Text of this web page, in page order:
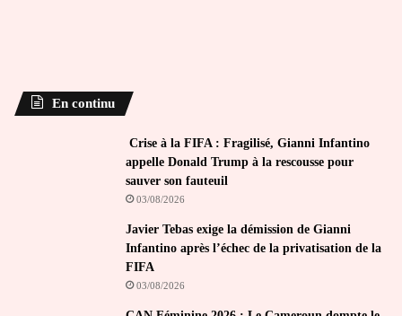
En continu
Crise à la FIFA : Fragilisé, Gianni Infantino
appelle Donald Trump à la rescousse pour
sauver son fauteuil
03/08/2026
Javier Tebas exige la démission de Gianni
Infantino après l’échec de la privatisation de la
FIFA
03/08/2026